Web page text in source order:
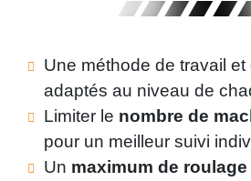
Une méthode de travail
adaptés au niveau de
Limiter le nombre de
pour un meilleur suivi
Un maximum de roulage